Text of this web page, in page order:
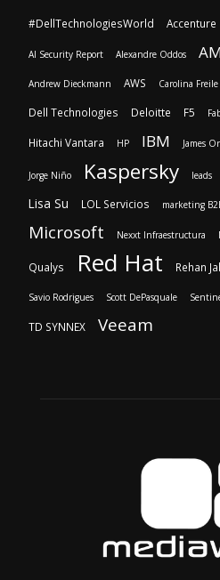
#DellTechnologiesWorld Accenture
AI Security Report Alexandre Oddos
Andrew Dieckmann AWS Carolina Freile
Dell Technologies Deloitte F5
Hitachi Vantara HP IBM James
Jorge Niño Kaspersky leads
Lisa Su LOL Servicios marketing
Microsoft Nexxt Infraestructura
Qualys Red Hat Rehan
Savio Rodrigues Scott DePasquale
TD SYNNEX Veeam